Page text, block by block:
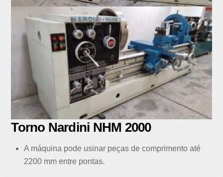
Torno Nardini NHM 2000
A máquina pode usinar peças de comprimento até
2200 mm entre pontas.